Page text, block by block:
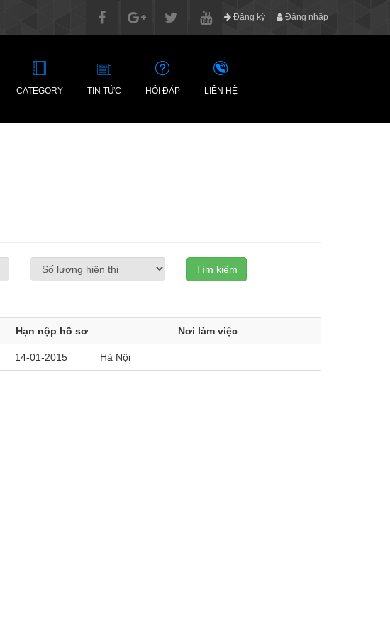
Đăng ký Đăng nhập
CATEGORY TIN TỨC HỎI ĐÁP LIÊN HỆ
Tìm kiếm
Hạn nộp hồ sơ Nơi làm việc
14-01-2015 Hà Nội